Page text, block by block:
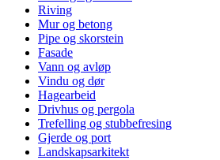
Riving
Mur og betong
Pipe og skorstein
Fasade
Vann og avløp
Vindu og dør
Hagearbeid
Drivhus og pergola
Trefelling og stubbefresing
Gjerde og port
Landskapsarkitekt